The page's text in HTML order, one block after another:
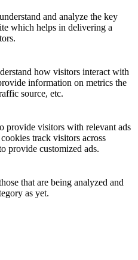
and analyze the key
which helps in delivering a
how visitors interact with
information on metrics the
source, etc.
provide visitors with relevant ads
track visitors across
provide customized ads.
that are being analyzed and
as yet.